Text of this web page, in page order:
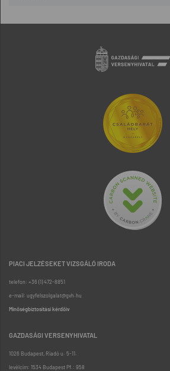
PIACI JELZÉSEKET VIZSGÁLÓ IRODA
telefon: +36 (1) 472-8851
e-mail: ugyfelszolgalat@gvh.hu
Minőségbiztosítási kérdőív
GAZDASÁGI VERSENYHIVATAL
1026 Budapest, Riadó u. 5-11.
levélcím: 1534 Budapest Pf.: 958